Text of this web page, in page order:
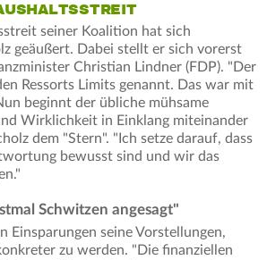
seiner Koalition hat sich
geäußert. Dabei stellt er sich vorerst
Christian Lindner (FDP). "Der
Ressorts Limits genannt. Das war mit
beginnt der übliche mühsame
Wirklichkeit in Einklang miteinander
dem "Stern". "Ich setze darauf, dass
bewusst sind und wir das
Schwitzen angesagt"
Einsparungen seine Vorstellungen,
zu werden. "Die finanziellen